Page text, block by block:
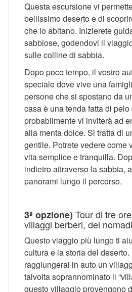
Questa escursione vi
bellissimo deserto e di
che lo abitano. Inizierete
sabbiose, godendovi il
sulle colline di sabbia.
Dopo poco tempo, il vostro
speciale dove vive una
persone che si spostano da
casa è una tenda fatta di
probabilmente vi inviterà ad
alla menta dolce. Si tratta di
gentile. Potrete vedere come
vita semplice e tranquilla.
indietro attraverso la sabbia,
panorami lungo il percorso.
3ª opzione) Tour di tre
villaggi berberi, dei
Questo viaggio più lungo ti
cultura e la storia del
raggiungerai in auto un
talvolta soprannominato il
questo villaggio provengono